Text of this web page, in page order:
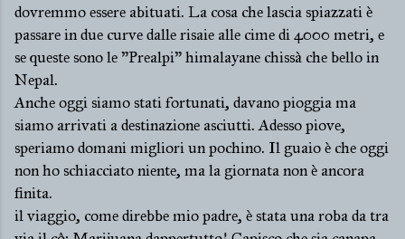
dovremmo essere abituati. La cosa che lascia spiazzati è
passare in due curve dalle risaie alle cime di 4000 metri, e
se queste sono le "Prealpi" himalayane chissà che bello in
Nepal.
Anche oggi siamo stati fortunati, davano pioggia ma
siamo arrivati a destinazione asciutti. Adesso piove,
speriamo domani migliori un pochino. Il guaio è che oggi
non ho schiacciato niente, ma la giornata non è ancora
finita.
il viaggio, come direbbe mio padre, è stata una roba da tra